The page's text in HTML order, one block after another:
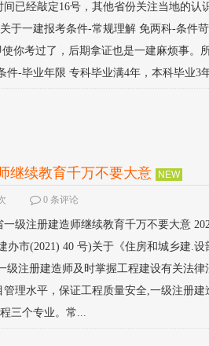
间已经敲定16号，其他省份关注当地的
于一建报考条件-常规理解 免两科-条件
使你考过了，后期拿证也是一建麻烦事。
件-毕业年限 专科毕业满4年，本科毕业3
继续教育千万不要大意 NEW
0 条评论
一级注册建造师继续教育千万不要大意
办市(2021) 40 号)关于《住房和城乡建.
级注册建造师及时掌握工程建设有关法
管理水平，保证工程质量安全,一级注册
三个专业。常...